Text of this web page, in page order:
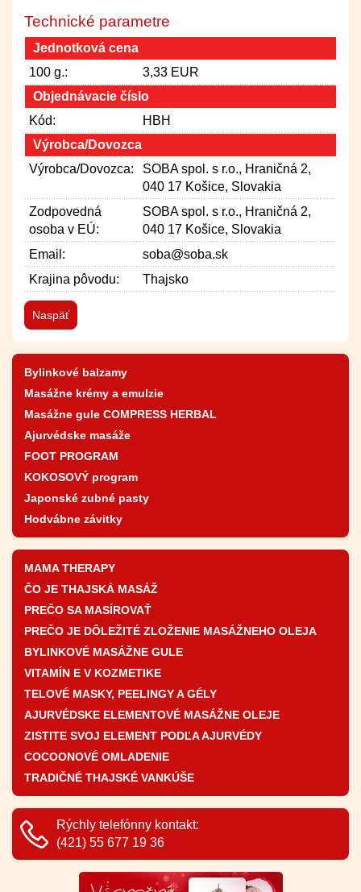
Technické parametre
Jednotková cena
100 g.:
3,33 EUR
Objednávacie číslo
Kód:
HBH
Výrobca/Dovozca
Výrobca/Dovozca:
SOBA spol. s r.o., Hraničná 2,
040 17 Košice, Slovakia
Zodpovedná
osoba v EÚ:
SOBA spol. s r.o., Hraničná 2,
040 17 Košice, Slovakia
Email:
soba@soba.sk
Krajina pôvodu:
Thajsko
Naspäť
Bylinkové balzamy
Masážne krémy a emulzie
Masážne gule COMPRESS HERBAL
Ajurvédske masáže
FOOT PROGRAM
KOKOSOVÝ program
Japonské zubné pasty
Hodvábne závitky
MAMA THERAPY
ČO JE THAJSKÁ MASÁŽ
PREČO SA MASÍROVAŤ
PREČO JE DÔLEŽITÉ ZLOŽENIE MASÁŽNEHO OLEJA
BYLINKOVÉ MASÁŽNE GULE
VITAMÍN E V KOZMETIKE
TELOVÉ MASKY, PEELINGY A GÉLY
AJURVÉDSKE ELEMENTOVÉ MASÁŽNE OLEJE
ZISTITE SVOJ ELEMENT PODĽA AJURVÉDY
COCOONOVÉ OMLADENIE
TRADIČNÉ THAJSKÉ VANKÚŠE
Rýchly telefónny kontakt:
(421) 55 677 19 36